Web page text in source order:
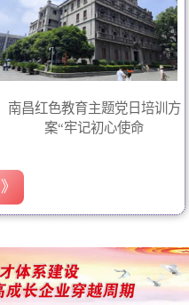
南昌红色教育主题党日培训方
案“牢记初心使命